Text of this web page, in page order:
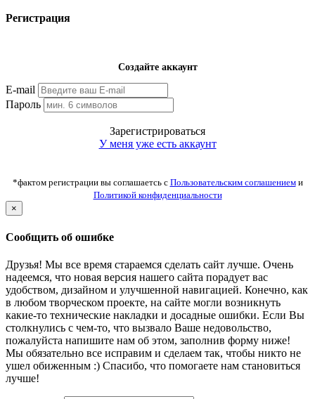
Регистрация
Создайте аккаунт
E-mail
Пароль
Зарегистрироваться
У меня уже есть аккаунт
*фактом регистрации вы соглашаетсь с Пользовательским соглашениеми
Политикой конфиденциальности
×
Сообщить об ошибке
Друзья! Мы все время стараемся сделать сайт лучше. Очень
надеемся, что новая версия нашего сайта порадует вас
удобством, дизайном и улучшенной навигацией. Конечно, как
в любом творческом проекте, на сайте могли возникнуть
какие-то технические накладки и досадные ошибки. Если Вы
столкнулись с чем-то, что вызвало Ваше недовольство,
пожалуйста напишите нам об этом, заполнив форму ниже!
Мы обязательно все исправим и сделаем так, чтобы никто не
ушел обиженным :) Спасибо, что помогаете нам становиться
лучше!